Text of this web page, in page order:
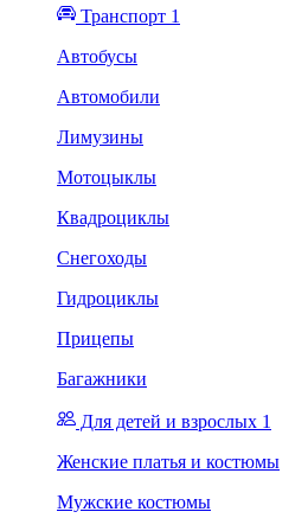
Транспорт 1
Автобусы
Автомобили
Лимузины
Мотоцыклы
Квадроциклы
Снегоходы
Гидроциклы
Прицепы
Багажники
Для детей и взрослых 1
Женские платья и костюмы
Мужские костюмы